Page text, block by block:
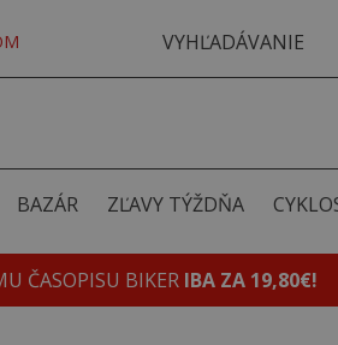
BAZÁR ZĽAVY TÝŽDŇA
ČASOPISU BIKER IBA ZA 19,80€!